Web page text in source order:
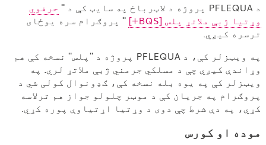
د PFLEQUA پروژه د لاټرباخ په سایټ کې د "
حرفوي
وړتیا ژبې ملاتړ پلس [BQS+]
" پروګرام سره یوځای
ترسره کیږي.
په ویټزلر کې، د PFLEQUA پروژه د "پلس" نسخه کې هم
وړاندې کیږي چې د مسلکي جرمني ژبې ملاتړ لري. په
ویټزلر کې په یوه بله نسخه کې، ګډونوال کولی شي د
پروګرام په جریان کې د موټر چلولو جواز هم ترلاسه
کړي، په دې شرط چې دوی د وړتیا اړتیاوې پوره کړي.
موده او کورس